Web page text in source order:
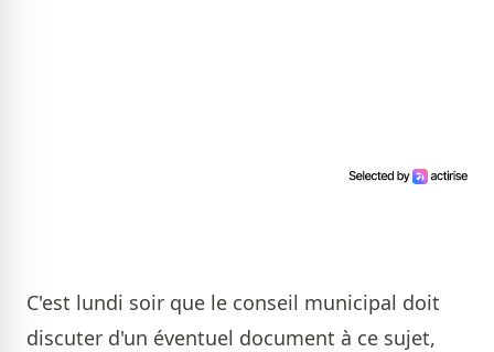
C'est lundi soir que le conseil municipal doit
discuter d'un éventuel document à ce sujet,